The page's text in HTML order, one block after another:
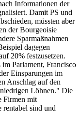
Informationen der
Damit PS und
müssten aber
der Bourgeoisie
Sparmaßnahmen
dagegen
20% festzusetzen.
Parlament, Francisco
Einsparungen im
Anschlag auf den
Löhnen." Die
Firmen mit
rentabel sind und